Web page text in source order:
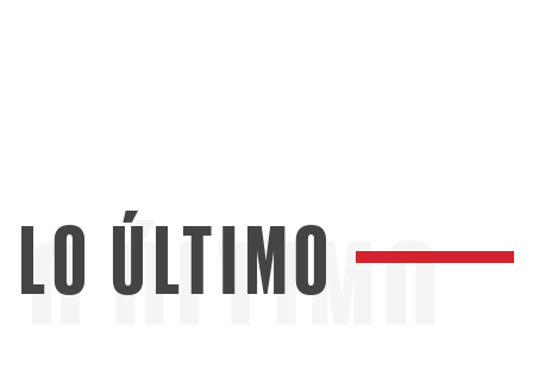
ÚLTIMO
LO ÚLTIMO